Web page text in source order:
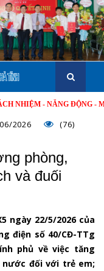
- NĂNG ĐỘNG - MINH
2026 (76)
phòng,
và đuối
ngày 22/5/2026 của
điện số 40/CĐ-TTg
phủ về việc tăng
đối với trẻ em;